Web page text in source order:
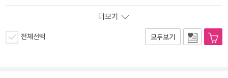
더보기
전체선택 모두보기